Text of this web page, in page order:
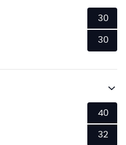
30
30
40
32